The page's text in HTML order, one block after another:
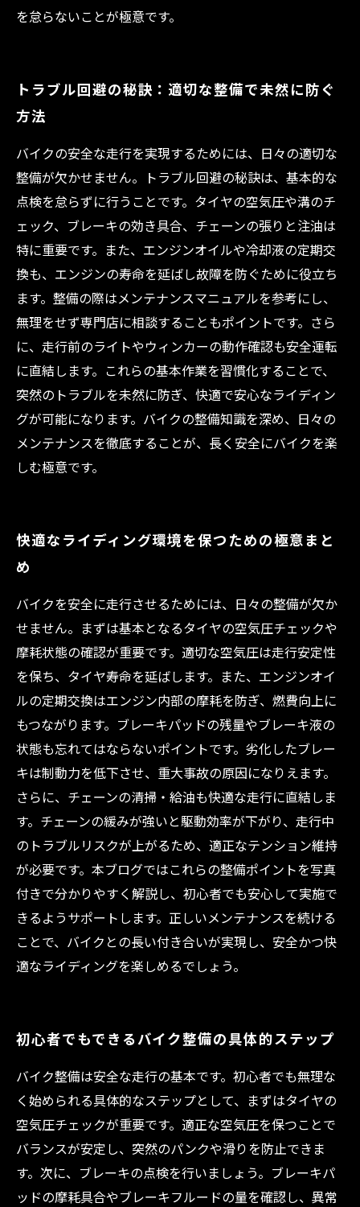
を怠らないことが極意です。
トラブル回避の秘訣：適切な整備で未然に防ぐ
方法
バイクの安全な走行を実現するためには、日々の適切な
整備が欠かせません。トラブル回避の秘訣は、基本的な
点検を怠らずに行うことです。タイヤの空気圧や溝のチ
ェック、ブレーキの効き具合、チェーンの張りと注油は
特に重要です。また、エンジンオイルや冷却液の定期交
換も、エンジンの寿命を延ばし故障を防ぐために役立ち
ます。整備の際はメンテナンスマニュアルを参考にし、
無理をせず専門店に相談することもポイントです。さら
に、走行前のライトやウィンカーの動作確認も安全運転
に直結します。これらの基本作業を習慣化することで、
突然のトラブルを未然に防ぎ、快適で安心なライディン
グが可能になります。バイクの整備知識を深め、日々の
メンテナンスを徹底することが、長く安全にバイクを楽
しむ極意です。
快適なライディング環境を保つための極意まと
め
バイクを安全に走行させるためには、日々の整備が欠か
せません。まずは基本となるタイヤの空気圧チェックや
摩耗状態の確認が重要です。適切な空気圧は走行安定性
を保ち、タイヤ寿命を延ばします。また、エンジンオイ
ルの定期交換はエンジン内部の摩耗を防ぎ、燃費向上に
もつながります。ブレーキパッドの残量やブレーキ液の
状態も忘れてはならないポイントです。劣化したブレー
キは制動力を低下させ、重大事故の原因になりえます。
さらに、チェーンの清掃・給油も快適な走行に直結しま
す。チェーンの緩みが強いと駆動効率が下がり、走行中
のトラブルリスクが上がるため、適正なテンション維持
が必要です。本ブログではこれらの整備ポイントを写真
付きで分かりやすく解説し、初心者でも安心して実施で
きるようサポートします。正しいメンテナンスを続ける
ことで、バイクとの長い付き合いが実現し、安全かつ快
適なライディングを楽しめるでしょう。
初心者でもできるバイク整備の具体的ステップ
バイク整備は安全な走行の基本です。初心者でも無理な
く始められる具体的なステップとして、まずはタイヤの
空気圧チェックが重要です。適正な空気圧を保つことで
バランスが安定し、突然のパンクや滑りを防止できま
す。次に、ブレーキの点検を行いましょう。ブレーキパ
ッドの摩耗具合やブレーキフルードの量を確認し、異常